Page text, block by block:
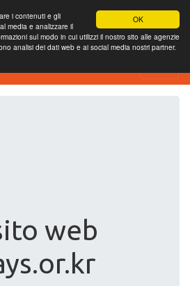
OK
i contenuti e gli
media e analizzare il
sul modo in cui utilizzi il nostro sito alle agenzie
analisi dei dati web e ai social media nostri partner.
web